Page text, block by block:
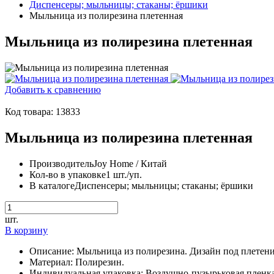
Диспенсеры; мыльницы; стаканы; ёршики
Мыльница из полирезина плетенная
Мыльница из полирезина плетенная
Добавить к сравнению
Код товара: 13833
Мыльница из полирезина плетенная
ПроизводительJoy Home / Китай
Кол-во в упаковке1 шт./уп.
В каталогеДиспенсеры; мыльницы; стаканы; ёршики
шт.
В корзину
Описание: Мыльница из полирезина. Дизайн под
Материал: Полирезин.